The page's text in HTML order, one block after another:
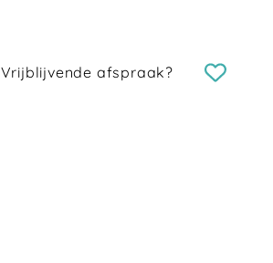
Vrijblijvende afspraak?